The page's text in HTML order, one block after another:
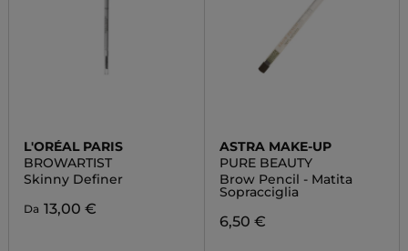
L'ORÉAL PARIS
BROWARTIST
Skinny Definer
Da 13,00 €
ASTRA MAKE-UP
PURE BEAUTY
Brow Pencil - Matita
Sopracciglia
6,50 €